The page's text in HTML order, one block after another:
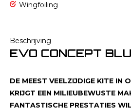
Wingfoiling
Beschrijving
EVO CONCEPT
DE MEEST VEELZIJDIGE KITE IN
KRIJGT EEN MILIEUBEWUSTE
FANTASTISCHE PRESTATIES